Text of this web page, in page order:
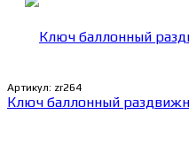
Артикул: zr264
Ключ баллонный